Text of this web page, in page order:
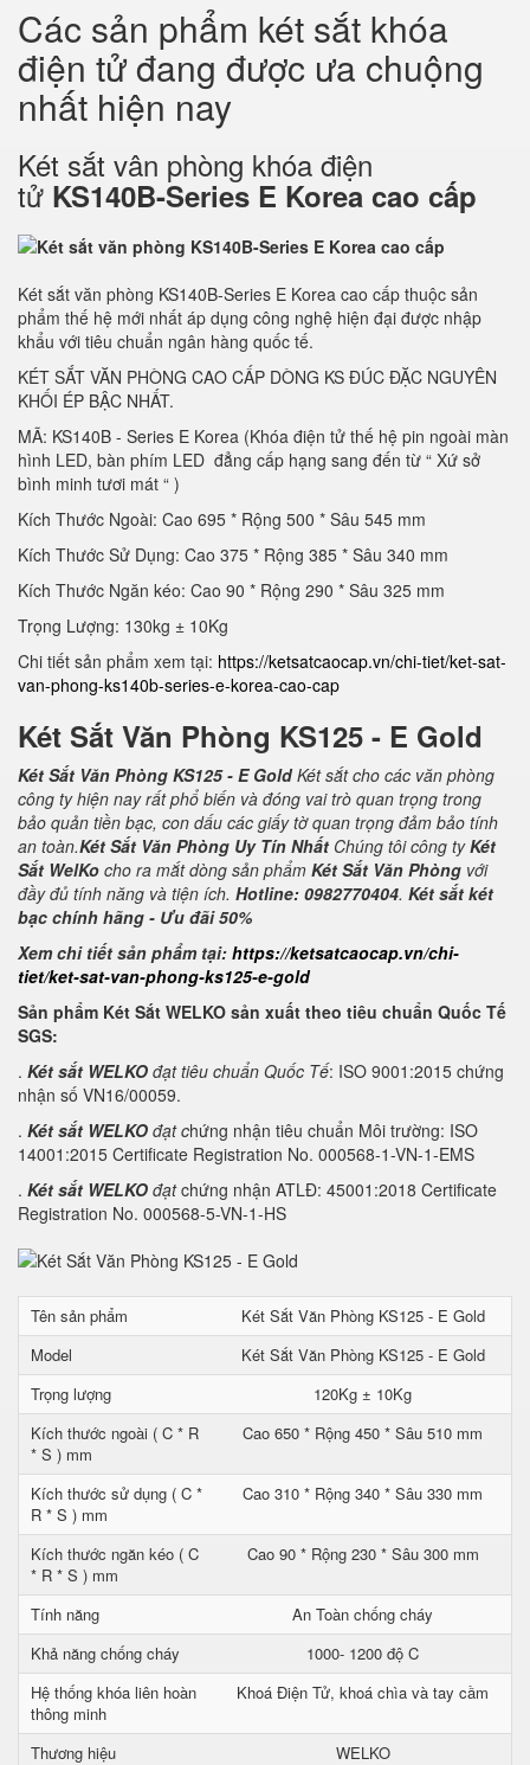
Các sản phẩm két sắt khóa
điện tử đang được ưa chuộng
nhất hiện nay
Két sắt vân phòng khóa điện
tử KS140B-Series E Korea cao cấp
Két sắt văn phòng KS140B-Series E Korea cao cấp thuộc sản
phẩm thế hệ mới nhất áp dụng công nghệ hiện đại được nhập
khẩu với tiêu chuẩn ngân hàng quốc tế.
KÉT SẮT VĂN PHÒNG CAO CẤP DÒNG KS ĐÚC ĐẶC NGUYÊN
KHỐI ÉP BẬC NHẤT.
MÃ: KS140B - Series E Korea (Khóa điện tử thế hệ pin ngoài màn
hình LED, bàn phím LED đẳng cấp hạng sang đến từ “ Xứ sở
bình minh tươi mát “ )
Kích Thước Ngoài: Cao 695 * Rộng 500 * Sâu 545 mm
Kích Thước Sử Dụng: Cao 375 * Rộng 385 * Sâu 340 mm
Kích Thước Ngăn kéo: Cao 90 * Rộng 290 * Sâu 325 mm
Trọng Lượng: 130kg ± 10Kg
Chi tiết sản phẩm xem tại: https://ketsatcaocap.vn/chi-tiet/ket-sat-
van-phong-ks140b-series-e-korea-cao-cap
Két Sắt Văn Phòng KS125 - E Gold
Két Sắt Văn Phòng KS125 - E GoldKét sắt cho các văn phòng
công ty hiện nay rất phổ biến và đóng vai trò quan trọng trong
bảo quản tiền bạc, con dấu các giấy tờ quan trọng đảm bảo tính
an toàn.Két Sắt Văn Phòng Uy Tín Nhất Chúng tôi công tyKét
Sắt WelKo cho ra mắt dòng sản phẩm Két Sắt Văn Phòng với
đầy đủ tính năng và tiện ích. Hotline: 0982770404. Két sắt két
bạc chính hãng - Ưu đãi 50%
Xem chi tiết sản phẩm tại: https://ketsatcaocap.vn/chi-
tiet/ket-sat-van-phong-ks125-e-gold
Sản phẩm Két Sắt WELKO sản xuất theo tiêu chuẩn Quốc Tế
SGS:
. Két sắt WELKO đạt tiêu chuẩn Quốc Tế: ISO 9001:2015 chứng
nhận số VN16/00059.
. Két sắt WELKO đạt chứng nhận tiêu chuẩn Môi trường: ISO
14001:2015 Certificate Registration No. 000568-1-VN-1-EMS
. Két sắt WELKO đạtchứng nhận ATLĐ: 45001:2018 Certificate
Registration No. 000568-5-VN-1-HS
Tên sản phẩm
Két Sắt Văn Phòng KS125 - E Gold
Model
Két Sắt Văn Phòng KS125 - E Gold
Trọng lượng
120Kg ± 10Kg
Kích thước ngoài ( C * R
* S ) mm
Cao 650 * Rộng 450 * Sâu 510 mm
Kích thước sử dụng ( C *
R * S ) mm
Cao 310 * Rộng 340 * Sâu 330 mm
Kích thước ngăn kéo ( C
* R * S ) mm
Cao 90 * Rộng 230 * Sâu 300 mm
Tính năng
An Toàn chống cháy
Khả năng chống cháy
1000- 1200 độ C
Hệ thống khóa liên hoàn
thông minh
Khoá Điện Tử, khoá chìa và tay cầm
Thương hiệu WELKO